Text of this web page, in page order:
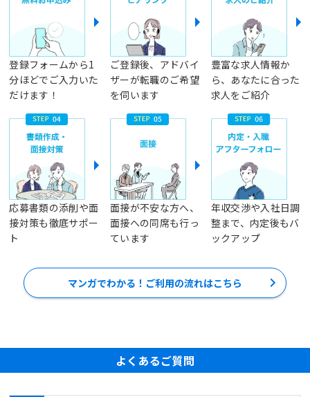
登録フォームから1
分ほどでご入力いた
だけます！
ご登録後、アドバイ
ザーが転職のご希望
を伺います
豊富な求人情報か
ら、あなたに合った
求人をご紹介
応募書類の添削や面
接対策も徹底サポー
ト
面接が不安な方へ、
面接への同席も行っ
ています
年収交渉や入社日調
整まで、内定後もバ
ックアップ
マンガでわかる！ご利用の流れはこちら
よくあるご質問